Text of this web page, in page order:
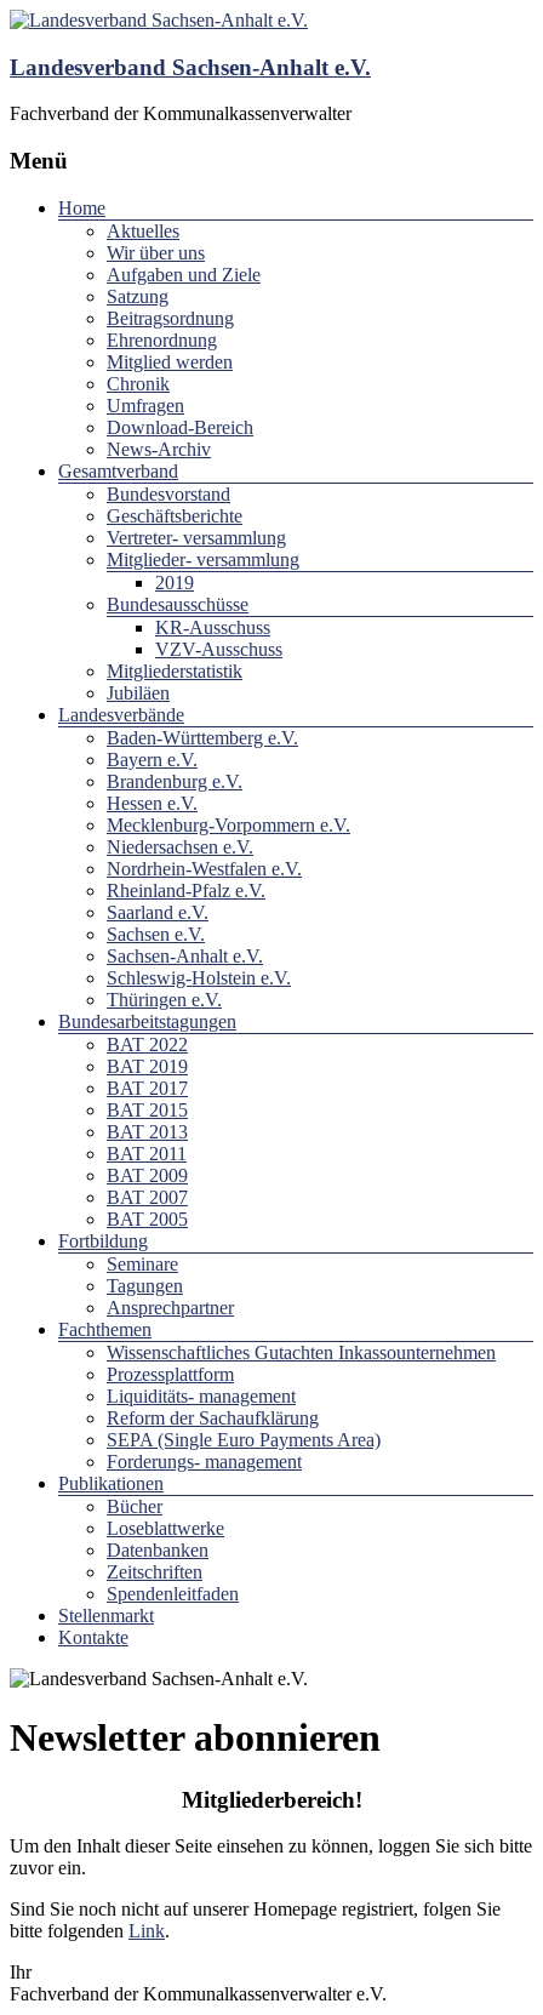
Landesverband Sachsen-Anhalt e.V.
Fachverband der Kommunalkassenverwalter
Menü
Home
Aktuelles
Wir über uns
Aufgaben und Ziele
Satzung
Beitragsordnung
Ehrenordnung
Mitglied werden
Chronik
Umfragen
Download-Bereich
News-Archiv
Gesamtverband
Bundesvorstand
Geschäftsberichte
Vertreter- versammlung
Mitglieder- versammlung
2019
Bundesausschüsse
KR-Ausschuss
VZV-Ausschuss
Mitgliederstatistik
Jubiläen
Landesverbände
Baden-Württemberg e.V.
Bayern e.V.
Brandenburg e.V.
Hessen e.V.
Mecklenburg-Vorpommern e.V.
Niedersachsen e.V.
Nordrhein-Westfalen e.V.
Rheinland-Pfalz e.V.
Saarland e.V.
Sachsen e.V.
Sachsen-Anhalt e.V.
Schleswig-Holstein e.V.
Thüringen e.V.
Bundesarbeitstagungen
BAT 2022
BAT 2019
BAT 2017
BAT 2015
BAT 2013
BAT 2011
BAT 2009
BAT 2007
BAT 2005
Fortbildung
Seminare
Tagungen
Ansprechpartner
Fachthemen
Wissenschaftliches Gutachten Inkassounternehmen
Prozessplattform
Liquiditäts- management
Reform der Sachaufklärung
SEPA (Single Euro Payments Area)
Forderungs- management
Publikationen
Bücher
Loseblattwerke
Datenbanken
Zeitschriften
Spendenleitfaden
Stellenmarkt
Kontakte
Newsletter abonnieren
Mitgliederbereich!
Um den Inhalt dieser Seite einsehen zu können, loggen Sie sich bitte
zuvor ein.
Sind Sie noch nicht auf unserer Homepage registriert, folgen Sie
bitte folgenden Link.
Ihr
Fachverband der Kommunalkassenverwalter e.V.